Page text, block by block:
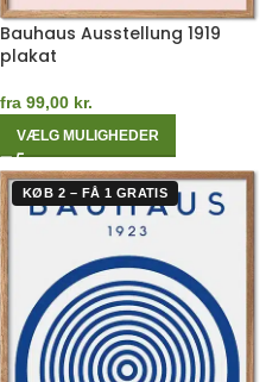
Bauhaus Ausstellung 1919
plakat
fra 99,00 kr.
VÆLG MULIGHEDER
KØB 2 – FÅ 1 GRATIS